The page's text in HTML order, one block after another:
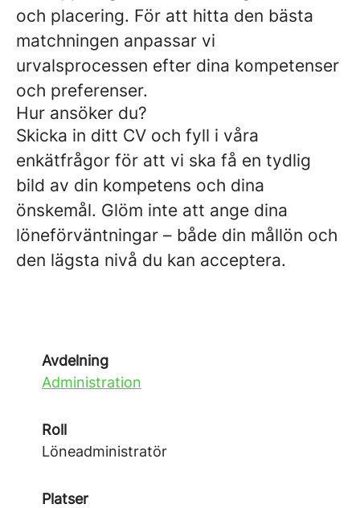
och placering. För att hitta den bästa
matchningen anpassar vi
urvalsprocessen efter dina kompetenser
och preferenser.
Hur ansöker du?
Skicka in ditt CV och fyll i våra
enkätfrågor för att vi ska få en tydlig
bild av din kompetens och dina
önskemål. Glöm inte att ange dina
löneförväntningar – både din mållön och
den lägsta nivå du kan acceptera.
Avdelning
Administration
Roll
Löneadministratör
Platser